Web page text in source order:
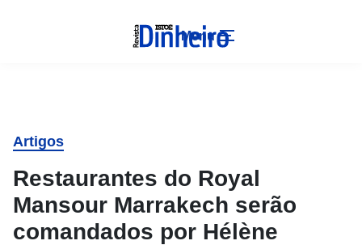
Menu
Artigos
Restaurantes do Royal
Mansour Marrakech serão
comandados por Hélène